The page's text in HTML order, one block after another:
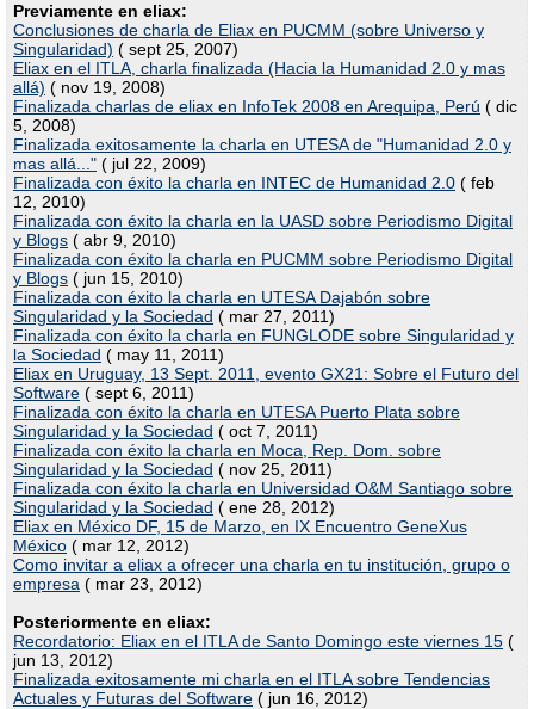
Previamente en eliax:
Conclusiones de charla de Eliax en PUCMM (sobre Universo y
Singularidad) ( sept 25, 2007)
Eliax en el ITLA, charla finalizada (Hacia la Humanidad 2.0 y mas
allá) ( nov 19, 2008)
Finalizada charlas de eliax en InfoTek 2008 en Arequipa, Perú ( dic
5, 2008)
Finalizada exitosamente la charla en UTESA de "Humanidad 2.0 y
mas allá..." ( jul 22, 2009)
Finalizada con éxito la charla en INTEC de Humanidad 2.0 ( feb
12, 2010)
Finalizada con éxito la charla en la UASD sobre Periodismo Digital
y Blogs ( abr 9, 2010)
Finalizada con éxito la charla en PUCMM sobre Periodismo Digital
y Blogs ( jun 15, 2010)
Finalizada con éxito la charla en UTESA Dajabón sobre
Singularidad y la Sociedad ( mar 27, 2011)
Finalizada con éxito la charla en FUNGLODE sobre Singularidad y
la Sociedad ( may 11, 2011)
Eliax en Uruguay, 13 Sept. 2011, evento GX21: Sobre el Futuro del
Software ( sept 6, 2011)
Finalizada con éxito la charla en UTESA Puerto Plata sobre
Singularidad y la Sociedad ( oct 7, 2011)
Finalizada con éxito la charla en Moca, Rep. Dom. sobre
Singularidad y la Sociedad ( nov 25, 2011)
Finalizada con éxito la charla en Universidad O&M Santiago sobre
Singularidad y la Sociedad ( ene 28, 2012)
Eliax en México DF, 15 de Marzo, en IX Encuentro GeneXus
México ( mar 12, 2012)
Como invitar a eliax a ofrecer una charla en tu institución, grupo o
empresa ( mar 23, 2012)
Posteriormente en eliax:
Recordatorio: Eliax en el ITLA de Santo Domingo este viernes 15 (
jun 13, 2012)
Finalizada exitosamente mi charla en el ITLA sobre Tendencias
Actuales y Futuras del Software ( jun 16, 2012)